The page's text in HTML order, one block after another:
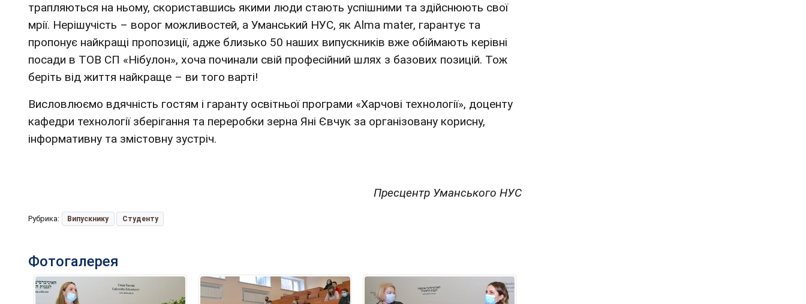
трапляються на ньому, скориставшись якими люди стають успішними та здійснюють свої
мрії. Нерішучість – ворог можливостей, а Уманський НУС, як Alma mater, гарантує та
пропонує найкращі пропозиції, адже близько 50 наших випускників вже обіймають керівні
посади в ТОВ СП «Нібулон», хоча починали свій професійний шлях з базових позицій. Тож
беріть від життя найкраще – ви того варті!
Висловлюємо вдячність гостям і гаранту освітньої програми «Харчові технології», доценту
кафедри технології зберігання та переробки зерна Яні Євчук за організовану корисну,
інформативну та змістовну зустріч.
Пресцентр Уманського НУС
Рубрика: Випускнику Студенту
Фотогалерея